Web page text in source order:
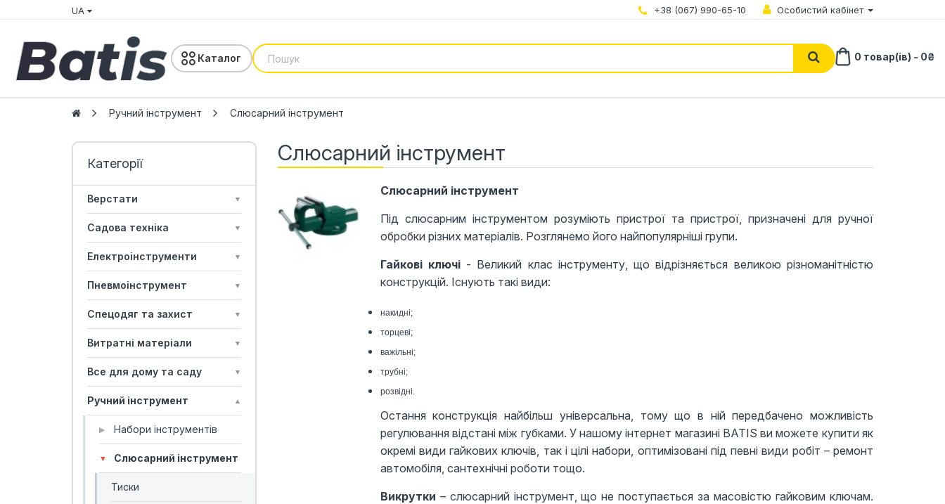
UA +38 (067) 990-65-10 Особистий кабінет
Каталог 0 товар(ів) - 0₴
Ручний інструмент Слюсарний інструмент
Верстати ▼
Садова техніка ▼
Електроінструменти ▼
Пневмоінструмент ▼
Спецодяг та захист ▼
Витратні матеріали ▼
Все для дому та саду ▼
Ручний інструмент ▲
▶ Набори інструментів
▼ Слюсарний інструмент
Тиски
Слюсарний інструмент
Слюсарний інструмент
Під слюсарним інструментом розуміють пристрої та пристрої, призначені для ручної
обробки різних матеріалів. Розглянемо його найпопулярніші групи.
Гайкові ключі- Великий клас інструменту, що відрізняється великою різноманітністю
конструкцій. Існують такі види:
накидні;
торцеві;
важільні;
трубні;
розвідні.
Остання конструкція найбільш універсальна, тому що в ній передбачено можливість
регулювання відстані між губками. У нашому інтернет магазині BATIS ви можете купити як
окремі види гайкових ключів, так і цілі набори, оптимізовані під певні види робіт – ремонт
автомобіля, сантехнічні роботи тощо.
Викрутки – слюсарний інструмент, що не поступається за масовістю гайковим ключам.